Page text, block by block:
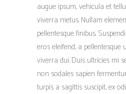
augue ipsum, vehicula et
viverra metus. Nullam
pellentesque finibus.
eros eleifend, a pellentesque
viverra dui. Duis ultricies mi
non sodales sapien
turpis a sagittis suscipit, ex